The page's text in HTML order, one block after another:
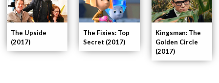
Kingsman: The
Golden Circle
(2017)
The Fixies: Top
Secret (2017)
The Upside
(2017)